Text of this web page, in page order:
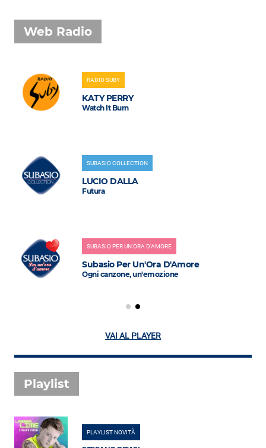
Web Radio
RADIO SUBY
KATY PERRY
Watch It Burn
SUBASIO COLLECTION
LUCIO DALLA
Futura
SUBASIO PER UN'ORA D'AMORE
Subasio Per Un'Ora D'Amore
Ogni canzone, un'emozione
VAI AL PLAYER
Playlist
PLAYLIST NOVITÀ